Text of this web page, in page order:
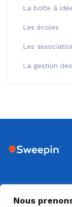
Nous
La boîte à
Les écoles
Les
La gestion